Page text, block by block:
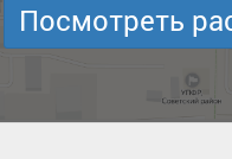
Посмотреть